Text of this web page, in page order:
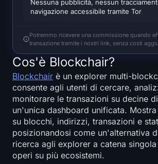
Dominanza Bitcoin
Indice Altcoin Season
Indice di Paura e Avidità
Mappa termica RSI
Funding Rates
Open Interest
Valore Totale Bloccato
Nessuna pubblicità, nessun
navigazione accessibile tramite Tor
Potremmo ricevere una commissione quando
transazione tramite i nostri link, senza costi
Cos'è Blockchair?
Blockchair è un explorer multi-
consente agli utenti di cercare,
monitorare le transazioni su decine
un'unica dashboard unificata.
su blocchi, indirizzi, transazioni e
posizionandosi come un'alternativa
ricerca agli explorer a catena
operi su più ecosistemi.